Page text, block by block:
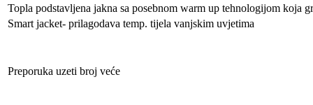
Topla podstavljena jakna sa posebnom warm up tehnologijom koja
Smart jacket- prilagodava temp. tijela vanjskim uvjetima
Preporuka uzeti broj veće